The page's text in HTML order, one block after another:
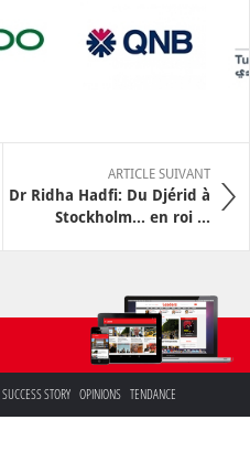
ARTICLE SUIVANT
Dr Ridha Hadfi: Du Djérid à
Stockholm... en roi ...
SUCCESS STORY OPINIONS TENDANCE